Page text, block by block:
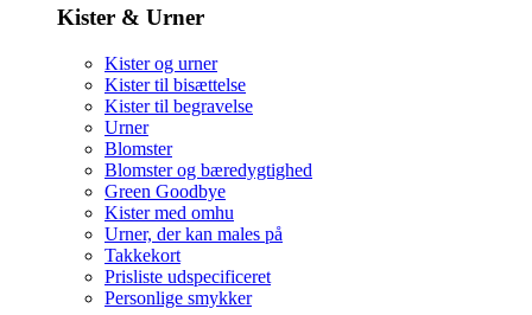
Kister & Urner
Kister og urner
Kister til bisættelse
Kister til begravelse
Urner
Blomster
Blomster og bæredygtighed
Green Goodbye
Kister med omhu
Urner, der kan males på
Takkekort
Prisliste udspecificeret
Personlige smykker